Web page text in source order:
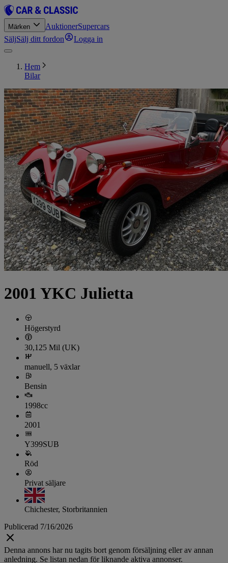
Märken AuktionerSupercars
SäljSälj ditt fordon Logga in
Hem
Bilar
2001 YKC Julietta
Högerstyrd
30,125 Mil (UK)
manuell, 5 växlar
Bensin
1998cc
2001
Y399SUB
Röd
Privat säljare
Chichester, Storbritannien
Publicerad 7/16/2026
Denna annons har nu tagits bort genom försäljning eller av annan
anledning. Se listan nedan för liknande aktiva annonser.